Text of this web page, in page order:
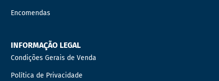
Encomendas
INFORMAÇÃO LEGAL
Condições Gerais de Venda
Política de Privacidade